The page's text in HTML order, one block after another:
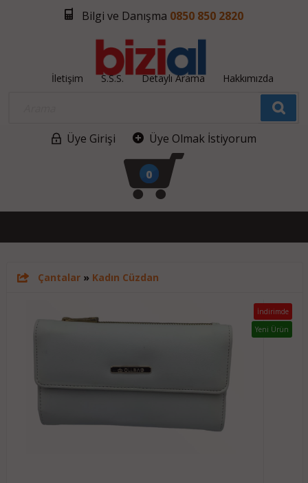
Bilgi ve Danışma 0850 850 2820
İletişim S.S.S. Detaylı Arama Hakkımızda
Üye Girişi Üye Olmak İstiyorum
0
Çantalar» Kadın Cüzdan
İndirimde
Yeni Ürün